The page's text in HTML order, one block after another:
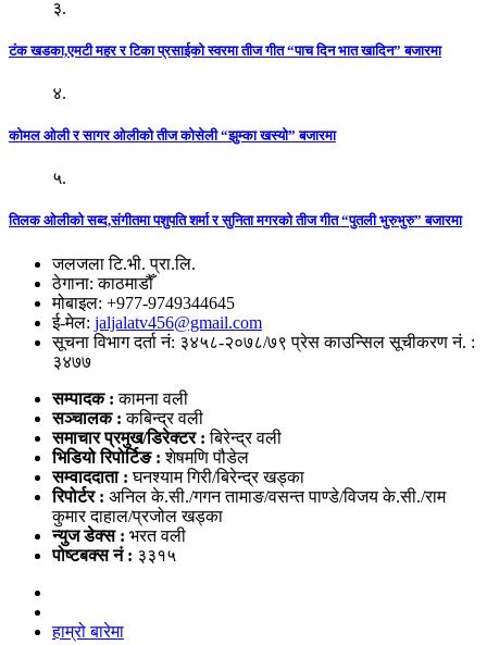
३.
टंक खडका,एमटी महर र टिका प्रसाईको स्वरमा तीज गीत “पाच दिन भात खादिन” बजारमा
४.
कोमल ओली र सागर ओलीको तीज कोसेली “झुम्का खस्यो” बजारमा
५.
तिलक ओलीको सब्द,संगीतमा पशुपति शर्मा र सुनिता मगरको तीज गीत “पुतली भुरुभुरु” बजारमा
जलजला टि.भी. प्रा.लि.
ठेगाना: काठमाडौँ
मोबाइल: +977-9749344645
ई-मेल: jaljalatv456@gmail.com
सूचना विभाग दर्ता नं: ३४५८-२०७८/७९ प्रेस काउन्सिल सूचीकरण नं. :
३४७७
सम्पादक :कामना वली
सञ्‍चालक : कबिन्द्र वली
समाचार प्रमुख/डिरेक्टर :बिरेन्द्र वली
भिडियो रिपोर्टिङ : शेषमणि पौडेल
सम्वाददाता :घनश्याम गिरी/बिरेन्द्र खड्का
रिपोर्टर : अनिल के.सी./गगन तामाङ/वसन्त पाण्डे/विजय के.सी./राम
कुमार दाहाल/प्रजोल खड्का
न्युज डेक्स : भरत वली
पोष्‍टबक्स नं : ३३१५
हाम्रो बारेमा